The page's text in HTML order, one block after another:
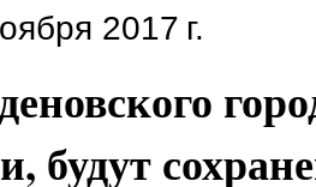
2017 г.
будут